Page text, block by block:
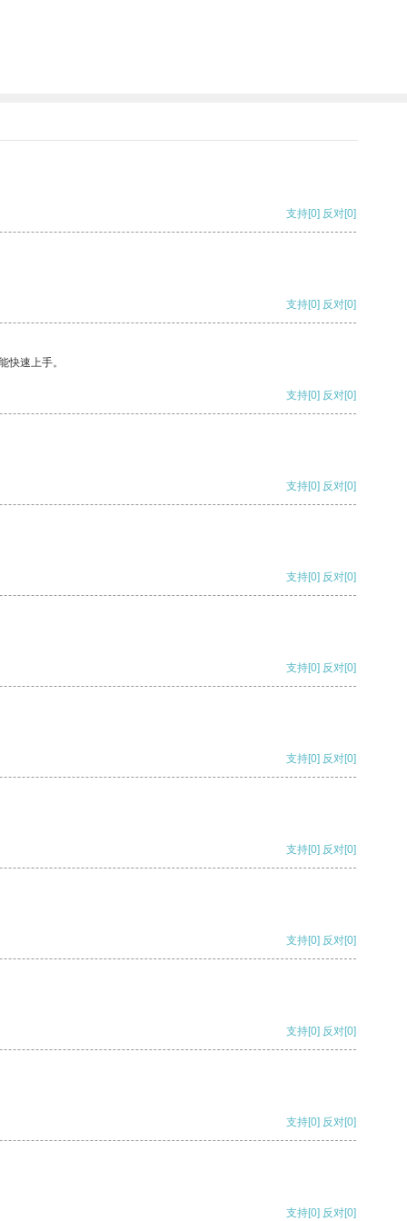
支持[0] 反对[0]
支持[0] 反对[0]
快速上手。
支持[0] 反对[0]
支持[0] 反对[0]
支持[0] 反对[0]
支持[0] 反对[0]
支持[0] 反对[0]
支持[0] 反对[0]
支持[0] 反对[0]
支持[0] 反对[0]
支持[0] 反对[0]
支持[0] 反对[0]